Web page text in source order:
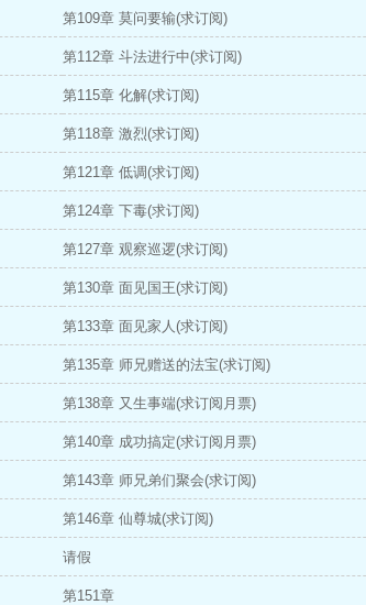
第109章 莫问要输(求订阅)
第112章 斗法进行中(求订阅)
第115章 化解(求订阅)
第118章 激烈(求订阅)
第121章 低调(求订阅)
第124章 下毒(求订阅)
第127章 观察巡逻(求订阅)
第130章 面见国王(求订阅)
第133章 面见家人(求订阅)
第135章 师兄赠送的法宝(求订阅)
第138章 又生事端(求订阅月票)
第140章 成功搞定(求订阅月票)
第143章 师兄弟们聚会(求订阅)
第146章 仙尊城(求订阅)
请假
第151章